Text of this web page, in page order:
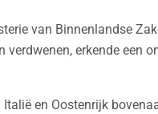
van Binnenlandse
erkende een
en Oostenrijk